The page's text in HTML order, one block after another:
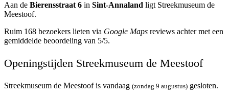
Aan de Bierensstraat 6 in Sint-Annaland ligt Streekmuseum de
Meestoof.
Ruim 168 bezoekers lieten via Google Maps reviews achter met een
gemiddelde beoordeling van 5/5.
Openingstijden Streekmuseum de Meestoof
Streekmuseum de Meestoof is vandaag (zondag 9 augustus) gesloten.